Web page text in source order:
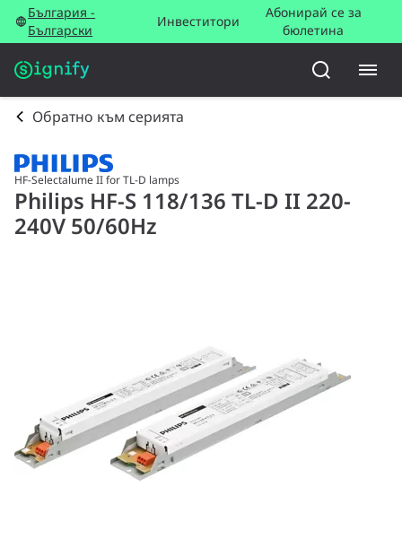
България -
Български
Инвеститори
Абонирай се за
бюлетина
Обратно към серията
HF-Selectalume II for TL-D lamps
Philips HF-S 118/136 TL-D II 220-
240V 50/60Hz